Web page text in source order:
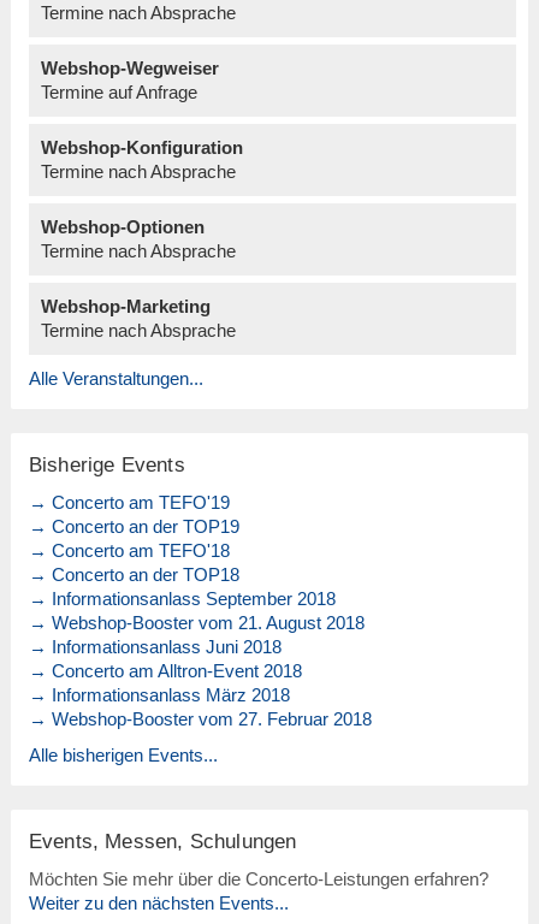
Termine nach Absprache
Webshop-Wegweiser
Termine auf Anfrage
Webshop-Konfiguration
Termine nach Absprache
Webshop-Optionen
Termine nach Absprache
Webshop-Marketing
Termine nach Absprache
Alle Veranstaltungen...
Bisherige Events
→ Concerto am TEFO'19
→ Concerto an der TOP19
→ Concerto am TEFO'18
→ Concerto an der TOP18
→ Informationsanlass September 2018
→ Webshop-Booster vom 21. August 2018
→ Informationsanlass Juni 2018
→ Concerto am Alltron-Event 2018
→ Informationsanlass März 2018
→ Webshop-Booster vom 27. Februar 2018
Alle bisherigen Events...
Events, Messen, Schulungen
Möchten Sie mehr über die Concerto-Leistungen erfahren?
Weiter zu den nächsten Events...